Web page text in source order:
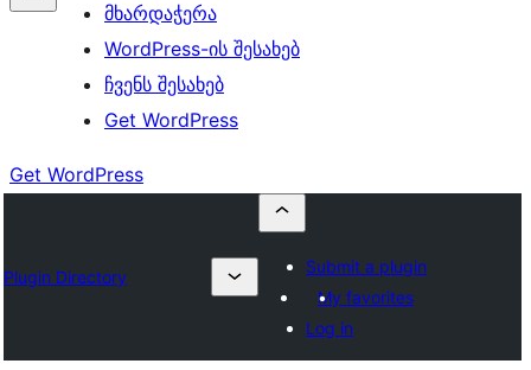
მხარდაჭერა
WordPress-ის შესახებ
ჩვენს შესახებ
Get WordPress
Get WordPress
Plugin Directory
Submit a plugin
My favorites
Log in